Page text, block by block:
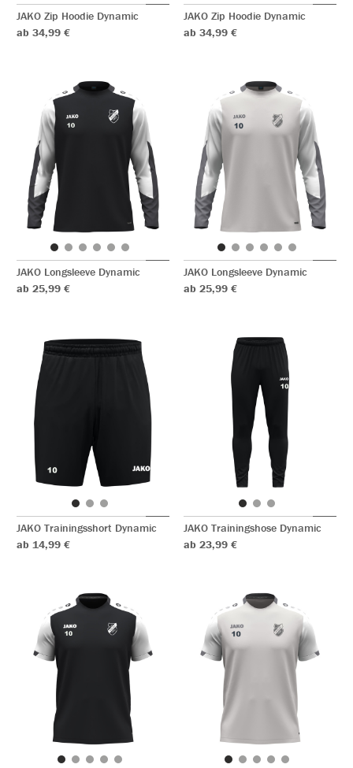
JAKO Zip Hoodie Dynamic
ab 34,99 €
JAKO Zip Hoodie Dynamic
ab 34,99 €
JAKO Longsleeve Dynamic
ab 25,99 €
JAKO Longsleeve Dynamic
ab 25,99 €
JAKO Trainingsshort Dynamic
ab 14,99 €
JAKO Trainingshose Dynamic
ab 23,99 €